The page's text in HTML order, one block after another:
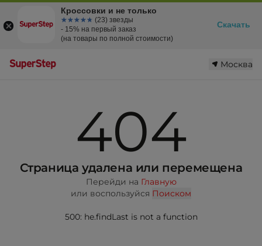
Москва
404
Страница удалена или перемещена
Перейди на Главную
или воспользуйся Поиском
500: he.findLast is not a function
Кроссовки и не только
☆☆☆☆☆
★★★★★ (23) звезды
- 15% на первый заказ
(на товары по полной стоимости)
Скачать